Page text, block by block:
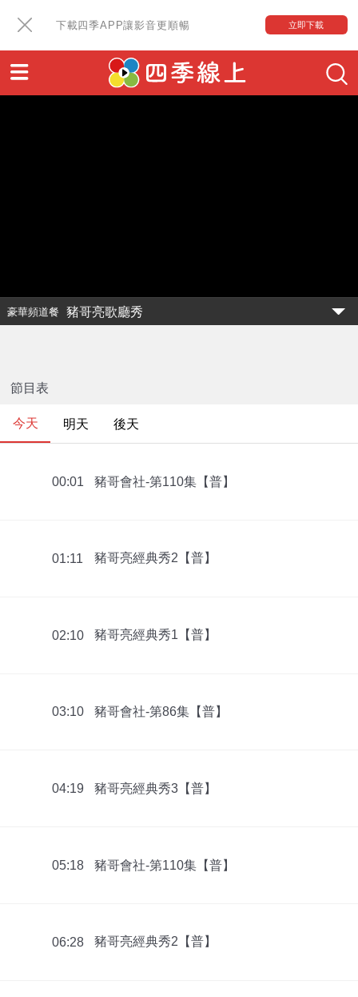
下載四季APP讓影音更順暢 立即下載
豪華頻道餐 豬哥亮歌廳秀
節目表
今天 明天 後天
00:01 豬哥會社-第110集【普】
01:11 豬哥亮經典秀2【普】
02:10 豬哥亮經典秀1【普】
03:10 豬哥會社-第86集【普】
04:19 豬哥亮經典秀3【普】
05:18 豬哥會社-第110集【普】
06:28 豬哥亮經典秀2【普】